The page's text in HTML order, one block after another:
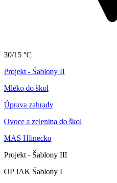
30/15 °C
Projekt - Šablony II
Mléko do škol
Úprava zahrady
Ovoce a zelenina do škol
MAS Hlinecko
Projekt - Šablony III
OP JAK Šablony I